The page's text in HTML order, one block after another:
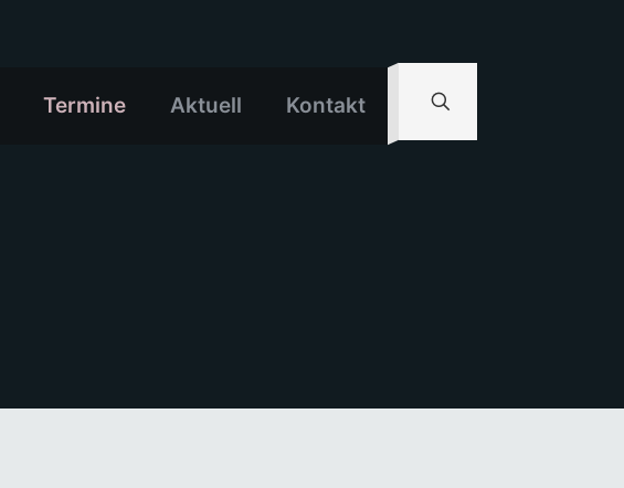
Termine Aktuell Kontakt